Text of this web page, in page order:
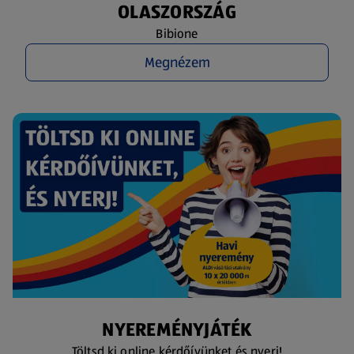
OLASZORSZÁG
Bibione
Megnézem
NYEREMÉNYJÁTÉK